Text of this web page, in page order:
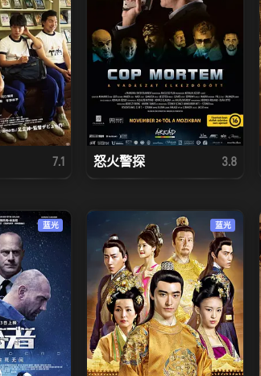
7.1 怒火警探 3.8
蓝光 蓝光